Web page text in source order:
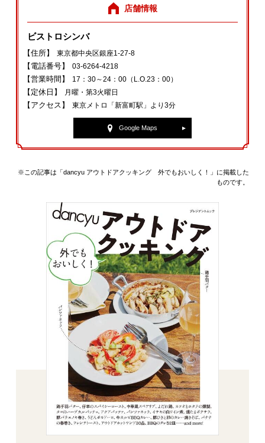
店舗情報
ビストロシンバ
【住所】 東京都中央区銀座1‐27‐8
【電話番号】 03‐6264‐4218
【営業時間】 17：30～24：00（L.O.23：00）
【定休日】 月曜・第3火曜日
【アクセス】 東京メトロ「新富町駅」より3分
Google Maps
※この記事は「dancyu アウトドアクッキング 外でもおいしく！」に掲載した
ものです。